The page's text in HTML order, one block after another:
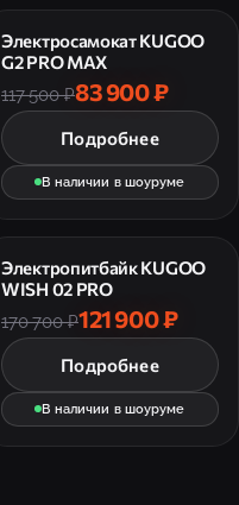
Электросамокат KUGOO
G2 PRO MAX
117 500 ₽83 900 ₽
Подробнее
В наличии в шоуруме
Электропитбайк KUGOO
WISH 02 PRO
170 700 ₽121 900 ₽
Подробнее
В наличии в шоуруме